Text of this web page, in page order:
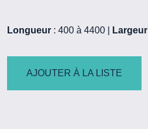
Longueur : 400 à 4400 | Largeur
AJOUTER À LA LISTE